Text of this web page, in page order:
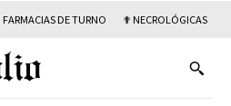
FARMACIAS DE TURNO ✟ NECROLÓGICAS